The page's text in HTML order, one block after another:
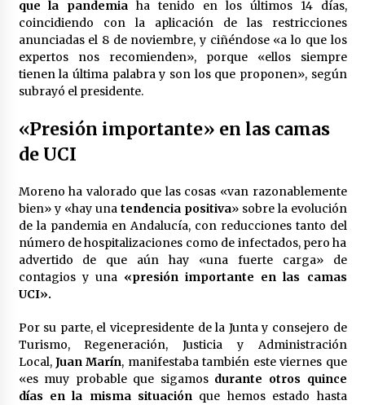
que la pandemia ha tenido en los últimos 14 días,
coincidiendo con la aplicación de las restricciones
anunciadas el 8 de noviembre, y ciñéndose «a lo que los
expertos nos recomienden», porque «ellos siempre
tienen la última palabra y son los que proponen», según
subrayó el presidente.
«Presión importante» en las camas
de UCI
Moreno ha valorado que las cosas «van razonablemente
bien» y «hay una tendencia positiva» sobre la evolución
de la pandemia en Andalucía, con reducciones tanto del
número de hospitalizaciones como de infectados, pero ha
advertido de que aún hay «una fuerte carga» de
contagios y una «presión importante en las camas
UCI».
Por su parte, el vicepresidente de la Junta y consejero de
Turismo, Regeneración, Justicia y Administración
Local, Juan Marín, manifestaba también este viernes que
«es muy probable que sigamosdurante otros quince
días en la misma situación que hemos estado hasta